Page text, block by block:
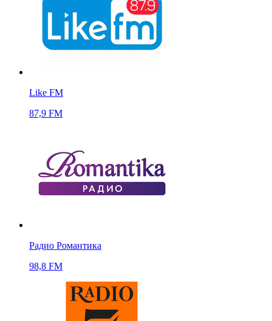
Like FM
87,9 FM
Радио Романтика
98,8 FM